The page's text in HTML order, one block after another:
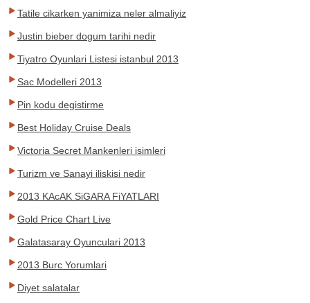
Tatile cikarken yanimiza neler almaliyiz
Justin bieber dogum tarihi nedir
Tiyatro Oyunlari Listesi istanbul 2013
Sac Modelleri 2013
Pin kodu degistirme
Best Holiday Cruise Deals
Victoria Secret Mankenleri isimleri
Turizm ve Sanayi iliskisi nedir
2013 KAcAK SiGARA FiYATLARI
Gold Price Chart Live
Galatasaray Oyunculari 2013
2013 Burc Yorumlari
Diyet salatalar